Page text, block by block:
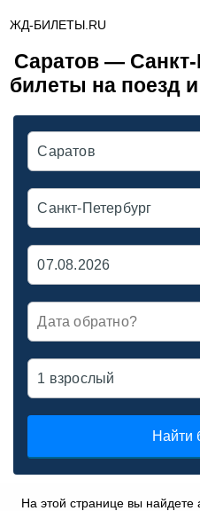
ЖД-БИЛЕТЫ.RU
Саратов — Санкт-
билеты на поезд
Найти
На этой странице вы найдете